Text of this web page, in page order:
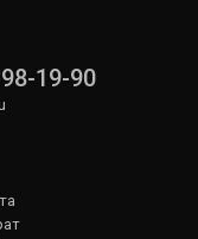
19-90